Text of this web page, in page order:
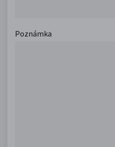
Poznámka